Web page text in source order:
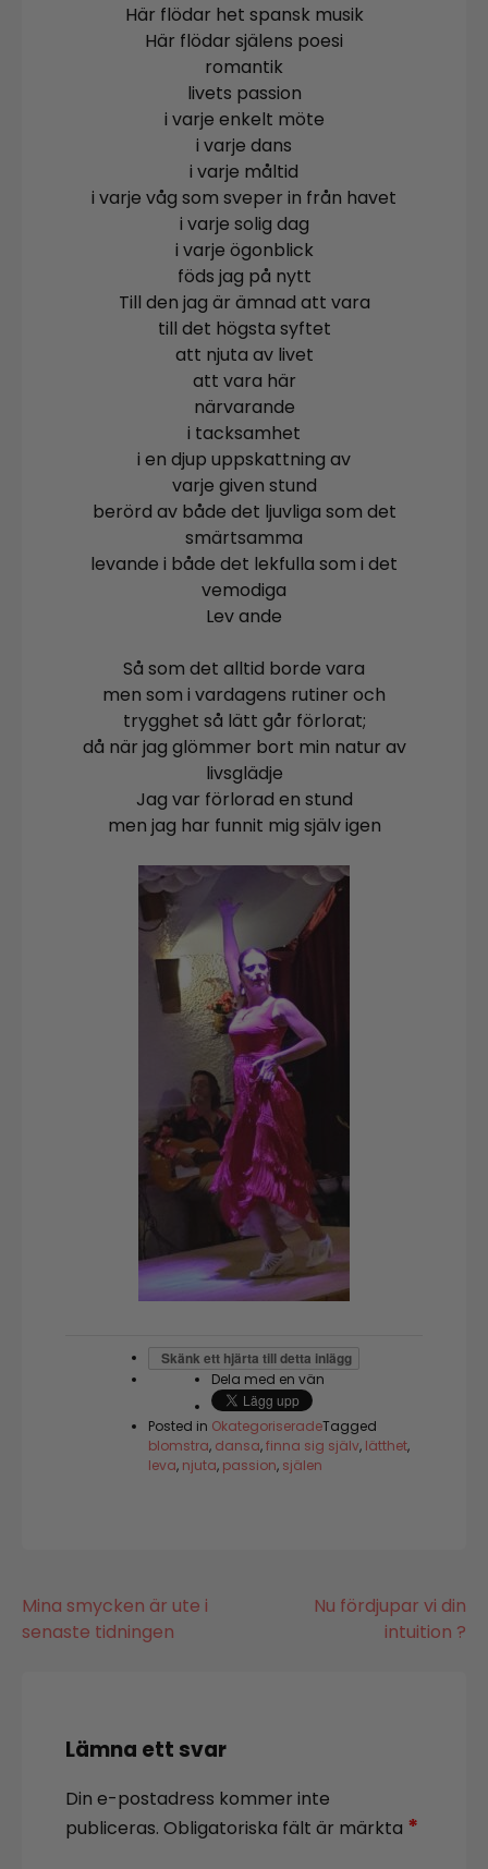
Här flödar het spansk musik
Här flödar själens poesi
romantik
livets passion
i varje enkelt möte
i varje dans
i varje måltid
i varje våg som sveper in från havet
i varje solig dag
i varje ögonblick
föds jag på nytt
Till den jag är ämnad att vara
till det högsta syftet
att njuta av livet
att vara här
närvarande
i tacksamhet
i en djup uppskattning av
varje given stund
berörd av både det ljuvliga som det
smärtsamma
levande i både det lekfulla som i det
vemodiga
Lev ande
Så som det alltid borde vara
men som i vardagens rutiner och
trygghet så lätt går förlorat;
då när jag glömmer bort min natur av
livsglädje
Jag var förlorad en stund
men jag har funnit mig själv igen
Skänk ett hjärta till detta inlägg
Dela med en vän
Posted in OkategoriseradeTagged
blomstra, dansa,finna sig själv, lätthet,
leva, njuta, passion, själen
Inläggsnavigering
Mina smycken är ute i
senaste tidningen
Nu fördjupar vi din
intuition ?
Lämna ett svar
Din e-postadress kommer inte
publiceras. Obligatoriska fält är märkta *